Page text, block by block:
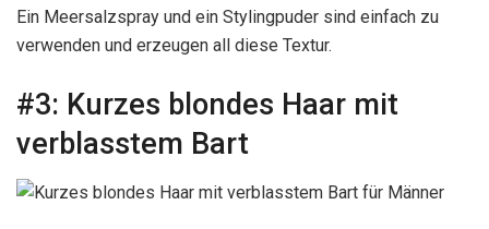
Ein Meersalzspray und ein Stylingpuder sind einfach zu
verwenden und erzeugen all diese Textur.
#3: Kurzes blondes Haar mit
verblasstem Bart